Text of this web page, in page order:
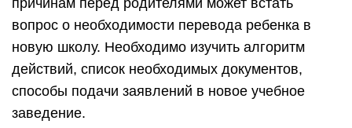
вопрос о необходимости перевода ребенка в
новую школу. Необходимо изучить алгоритм
действий, список необходимых документов,
способы подачи заявлений в новое учебное
заведение.